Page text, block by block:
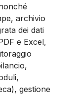
archivio
dei dati
e Excel,
gestione